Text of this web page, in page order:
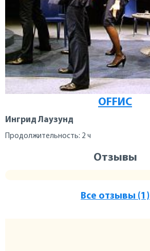
OFFИC
Ингрид Лаузунд
Продолжительность: 2 ч
Отзывы
Все отзывы (1)